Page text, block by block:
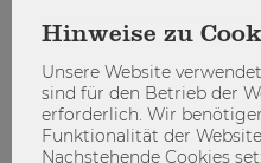
Liegt die größte
Arbeitsmigration ebenfalls
KH: Ja, dabei muss jedoch
MigrantInnen unterschieden
Arbeitsmigration per se
Hinweise zu
Unsere Website
sind für den Betrieb der
erforderlich. Wir
Funktionalität der
Nachstehende Cookies